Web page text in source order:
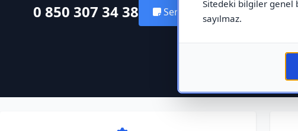
Sitedeki bilgiler genel
sayılmaz.
0 850 307 34 38 Servis Kaydı Oluştur